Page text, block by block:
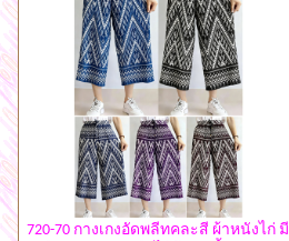
720-70 กางเกงอัดพลีทคละสี ผ้าหนังไก่ มี